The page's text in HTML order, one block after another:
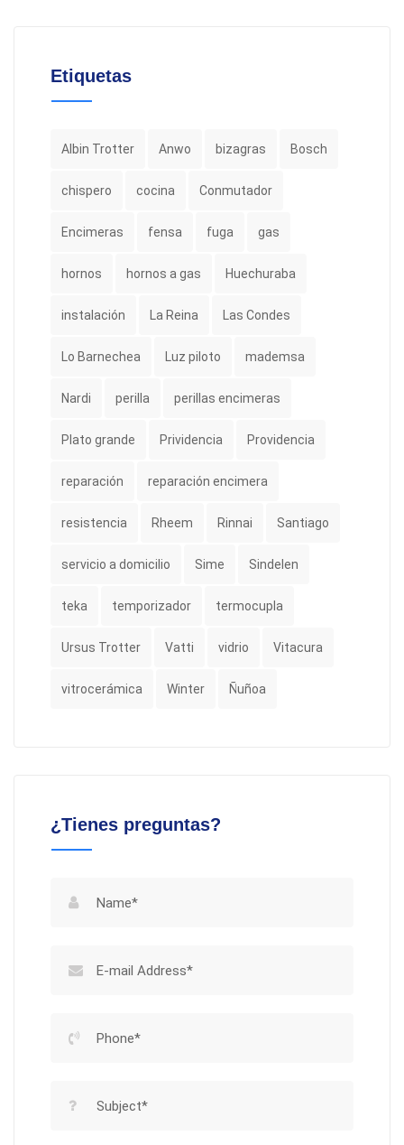
Etiquetas
Albin Trotter Anwo bizagras Bosch
chispero cocina Conmutador
Encimeras fensa fuga gas
hornos hornos a gas Huechuraba
instalación La Reina Las Condes
Lo Barnechea Luz piloto mademsa
Nardi perilla perillas encimeras
Plato grande Prividencia Providencia
reparación reparación encimera
resistencia Rheem Rinnai Santiago
servicio a domicilio Sime Sindelen
teka temporizador termocupla
Ursus Trotter Vatti vidrio Vitacura
vitrocerámica Winter Ñuñoa
¿Tienes preguntas?